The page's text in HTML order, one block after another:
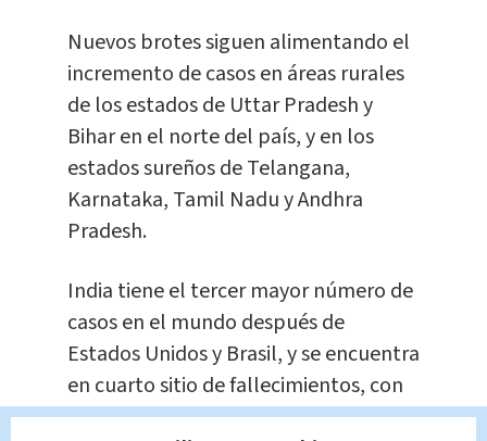
Nuevos brotes siguen alimentando el
incremento de casos en áreas rurales
de los estados de Uttar Pradesh y
Bihar en el norte del país, y en los
estados sureños de Telangana,
Karnataka, Tamil Nadu y Andhra
Pradesh.
India tiene el tercer mayor número de
casos en el mundo después de
Estados Unidos y Brasil, y se encuentra
en cuarto sitio de fallecimientos, con
56 mil 706.